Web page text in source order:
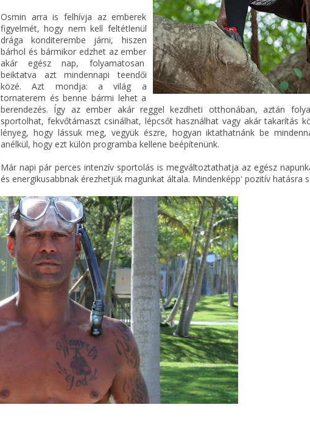
Osmin arra is felhívja az emberek
figyelmét, hogy nem kell feltétlenül
drága konditerembe járni, hiszen
bárhol és bármikor edzhet az ember
akár egész nap, folyamatosan
beiktatva azt mindennapi teendői
közé. Azt mondja: a világ a
tornaterem és benne bármi lehet a
berendezés. Így az ember akár reggel kezdheti otthonában, aztán
sportolhat, fekvőtámaszt csinálhat, lépcsőt használhat vagy akár takarítás
lényeg, hogy lássuk meg, vegyük észre, hogyan iktathatnánk be
anélkül, hogy ezt külön programba kellene beépítenünk.
Már napi pár perces intenzív sportolás is megváltoztathatja az egész
és energikusabbnak érezhetjük magunkat általa. Mindenképp' pozitív hatásra